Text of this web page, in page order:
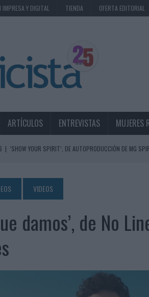
IMPRESA Y DIGITAL TIENDA OFERTA EDITORIAL
ARTÍCULOS ENTREVISTAS MUJERES
| ‘SHOW YOUR SPIRIT’, DE AUTOPRODUCCIÓN DE MG
SU MARCA CON UNA ESTRATEGIA 360º CENTRADA EN
EL NUEVO SINGLE DE ARÓN PIPER EN UNA
A PRUEBA LA ESTRATEGIA DIGITAL DE LAS MARCAS
LOS RECUERDOS EN SOUVENIRS CON IA
VIDEOS
damos’, de No